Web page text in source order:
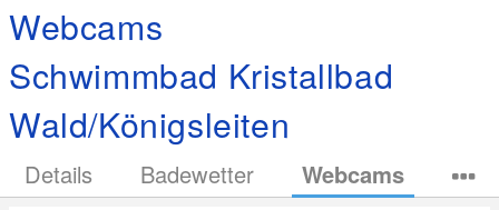
Webcams
Schwimmbad Kristallbad
Wald/Königsleiten
Details Badewetter Webcams